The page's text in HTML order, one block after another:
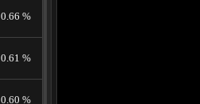
0.66 %
0.61 %
0.60 %